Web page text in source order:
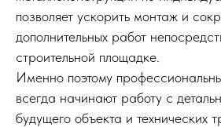
позволяет ускорить монтаж и
дополнительных работ
строительной площадке.
Именно поэтому
всегда начинают работу с
будущего объекта и технических